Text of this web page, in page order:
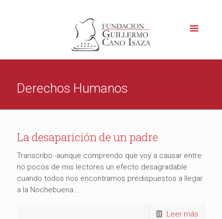
Derechos Humanos
La desaparición de un padre
Transcribo -aunque comprendo que voy a causar entre
no pocos de mis lectores un efecto desagradable
cuando todos nos encontramos predispuestos a llegar
a la Nochebuena...
Leer más